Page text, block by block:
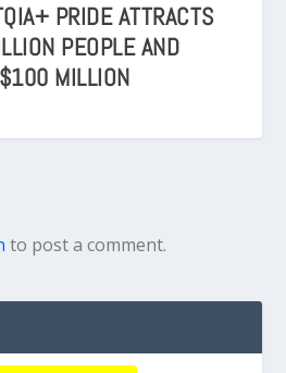
PRIDE ATTRACTS
PEOPLE AND
MILLION
to post a comment.